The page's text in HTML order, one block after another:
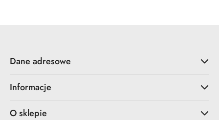
Dane adresowe
Informacje
O sklepie